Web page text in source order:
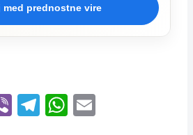
med prednostne vire
Vi
T
W